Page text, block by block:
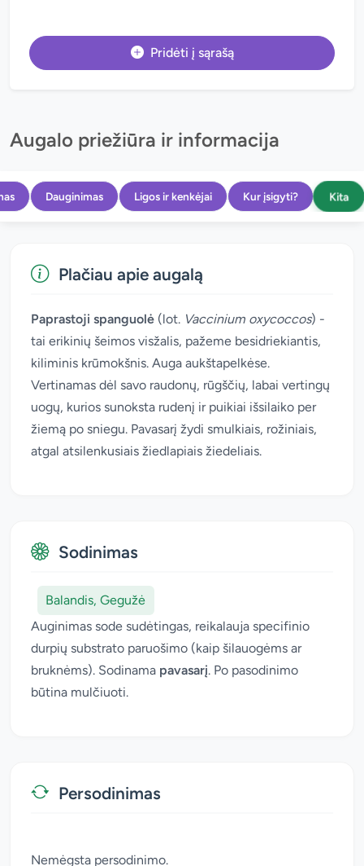
Pridėti į sąrašą
Augalo priežiūra ir informacija
Dauginimas Ligos ir kenkėjai Kur įsigyti? Kita
Plačiau apie augalą
Paprastoji spanguolė (lot. Vaccinium oxycoccos) -
tai erikinių šeimos visžalis, pažeme besidriekiantis,
kiliminis krūmokšnis. Auga aukštapelkėse.
Vertinamas dėl savo raudonų, rūgščių, labai vertingų
uogų, kurios sunoksta rudenį ir puikiai išsilaiko per
žiemą po sniegu. Pavasarį žydi smulkiais, rožiniais,
atgal atsilenkusiais žiedlapiais žiedeliais.
Sodinimas
Balandis, Gegužė
Auginimas sode sudėtingas, reikalauja specifinio
durpių substrato paruošimo (kaip šilauogėms ar
bruknėms). Sodinama pavasarį. Po pasodinimo
būtina mulčiuoti.
Persodinimas
Nemėgsta persodinimo.